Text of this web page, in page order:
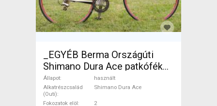
_EGYÉB Berma Országúti
Shimano Dura Ace patkófék
használt ELADÓ
Állapot
használt
Alkatrészcsalád
(Outi)
Shimano Dura Ace
Fokozatok elöl 2